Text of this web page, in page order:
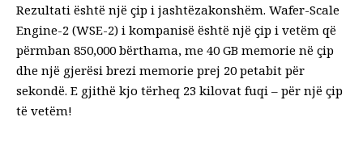
Rezultati është një çip i jashtëzakonshëm. Wafer-Scale
Engine-2 (WSE-2) i kompanisë është një çip i vetëm që
përmban 850,000 bërthama, me 40 GB memorie në çip
dhe një gjerësi brezi memorie prej 20 petabit për
sekondë. E gjithë kjo tërheq 23 kilovat fuqi – për një çip
të vetëm!